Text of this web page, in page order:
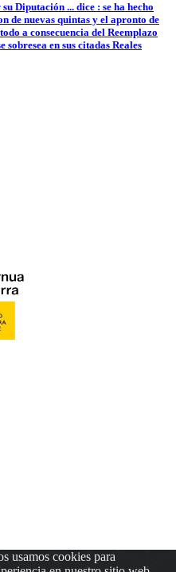
Diputación ... dice : se ha hecho
de nuevas quintas y el apronto de
a consecuencia del Reemplazo
en sus citadas Reales
usamos cookies para